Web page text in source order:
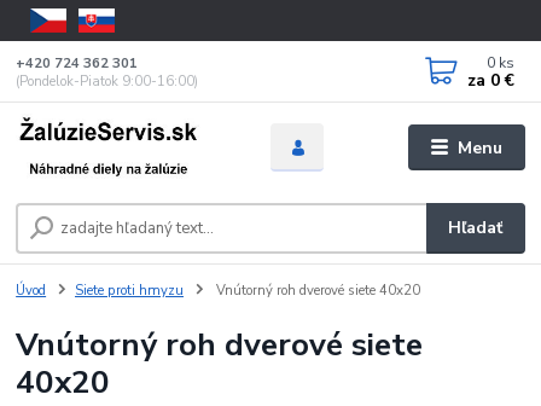
Menu
Hľadať
+420 724 362 301
(Pondelok-Piatok 9:00-16:00)
0 ks
za 0 €
Úvod Siete proti hmyzu Vnútorný roh dverové siete 40x20
Vnútorný roh dverové siete
40x20